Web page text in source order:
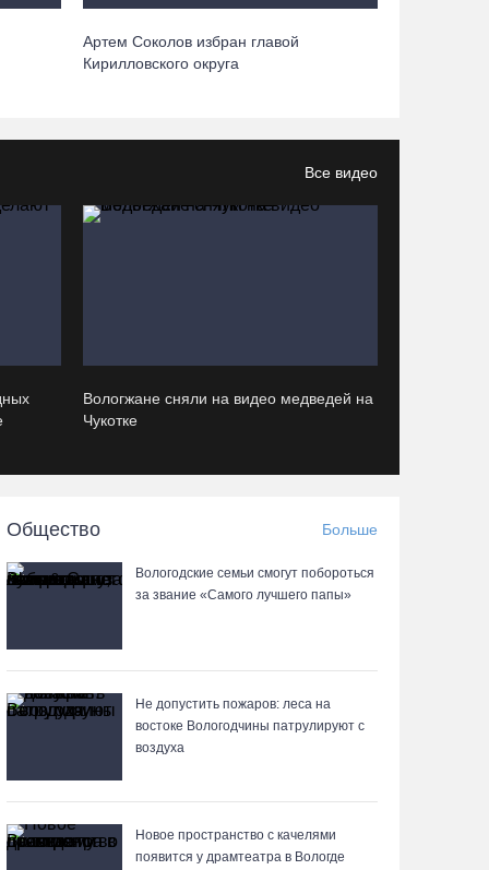
В Вологде пресечена деятельность очередной
выходные на фестиваль «Небо славян»
Архангелогородец устроил смертельное ДТП
06.08.26 / 09:33
Четыре волейболистки из Череповца готовятся
к молодежному чемпионату Европы
«Чевакате»
«Алмаз» выиграл у «Красной машины», но
остался без золота космического турнира
Артем Соколов избран главой
Кирилловского округа
Все видео
Вологжане сняли на видео медведей на
Чукотке
Общество Больше
Вологодские семьи смогут побороться
за звание «Самого лучшего папы»
Не допустить пожаров: леса на
востоке Вологодчины патрулируют с
воздуха
Новое пространство с качелями
появится у драмтеатра в Вологде